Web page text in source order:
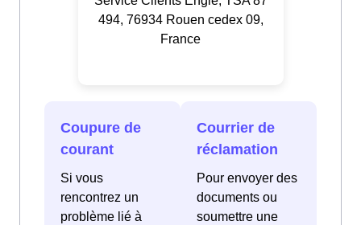
494, 76934 Rouen cedex 09,
France
Coupure de
courant
Si vous
rencontrez un
problème lié à
Courrier de
réclamation
Pour envoyer des
documents ou
soumettre une